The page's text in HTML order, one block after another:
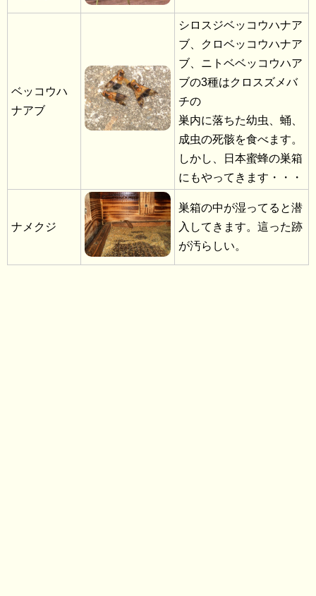
ベッコウハ
ナアブ
シロスジベッコウハナア
ブ、クロベッコウハナア
ブ、ニトベベッコウハア
ブの3種はクロスズメバ
チの
巣内に落ちた幼虫、蛹、
成虫の死骸を食べます。
しかし、日本蜜蜂の巣箱
にもやってきます・・・
ナメクジ
巣箱の中が湿ってると潜
入してきます。這った跡
が汚らしい。